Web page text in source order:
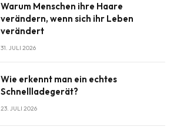
Warum Menschen ihre Haare
verändern, wenn sich ihr Leben
verändert
31. JULI 2026
Wie erkennt man ein echtes
Schnellladegerät?
23. JULI 2026